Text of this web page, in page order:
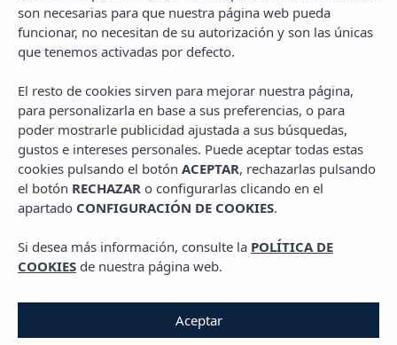
PLANES EN MENORCA TRAVEL
Ciutadella Menorca: El
encanto histórico que te
sorprenderá
son necesarias para que nuestra página web pueda
funcionar, no necesitan de su autorización y son las únicas
que tenemos activadas por defecto.
El resto de cookies sirven para mejorar nuestra página,
para personalizarla en base a sus preferencias, o para
poder mostrarle publicidad ajustada a sus búsquedas,
gustos e intereses personales. Puede aceptar todas estas
cookies pulsando el botón ACEPTAR, rechazarlas pulsando
el botón RECHAZAR o configurarlas clicando en el
apartado CONFIGURACIÓN DE COOKIES.
Si desea más información, consulte la POLÍTICA DE
COOKIES de nuestra página web.
Aceptar